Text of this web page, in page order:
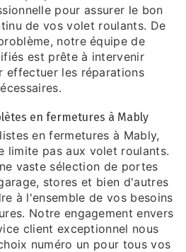
pour assurer le bon
de vos volet roulants. De
notre équipe de
est prête à intervenir
effectuer les réparations
en fermetures à Mably
en fermetures à Mably,
limite pas aux volet roulants.
vaste sélection de portes
stores et bien d'autres
à l'ensemble de vos besoins
Notre engagement envers
client exceptionnel nous
numéro un pour tous vos